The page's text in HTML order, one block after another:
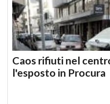
Caos rifiuti nel
l'esposto in Procura